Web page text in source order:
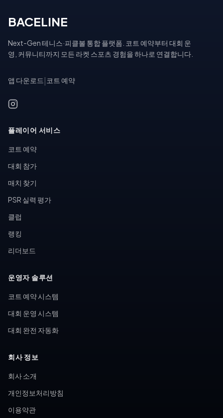
BACELINE
Next-Gen 테니스·피클볼 통합 플랫폼. 코트 예약부터 대회 운
영, 커뮤니티까지 모든 라켓 스포츠 경험을 하나로 연결합니다.
앱 다운로드 코트 예약
플레이어 서비스
코트 예약
대회 참가
매치 찾기
PSR 실력 평가
클럽
랭킹
리더보드
운영자 솔루션
코트 예약 시스템
대회 운영 시스템
대회 완전 자동화
회사 정보
회사 소개
개인정보처리방침
이용약관